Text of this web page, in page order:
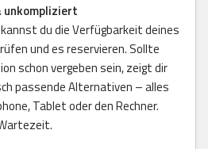
unkompliziert
du die Verfügbarkeit deines
und es reservieren. Sollte
schon vergeben sein, zeigt dir
passende Alternativen – alles
Tablet oder den Rechner.